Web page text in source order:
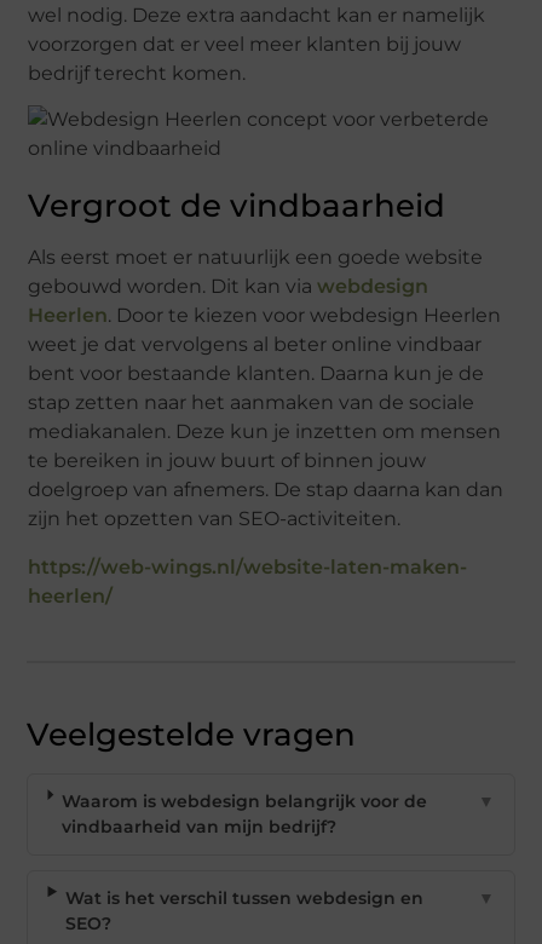
wel nodig. Deze extra aandacht kan er namelijk
voorzorgen dat er veel meer klanten bij jouw
bedrijf terecht komen.
Vergroot de vindbaarheid
Als eerst moet er natuurlijk een goede website
gebouwd worden. Dit kan viawebdesign
Heerlen. Door te kiezen voor webdesign Heerlen
weet je dat vervolgens al beter online vindbaar
bent voor bestaande klanten. Daarna kun je de
stap zetten naar het aanmaken van de sociale
mediakanalen. Deze kun je inzetten om mensen
te bereiken in jouw buurt of binnen jouw
doelgroep van afnemers. De stap daarna kan dan
zijn het opzetten van SEO-activiteiten.
https://web-wings.nl/website-laten-maken-
heerlen/
Veelgestelde vragen
Waarom is webdesign belangrijk voor de
vindbaarheid van mijn bedrijf?
▼
Wat is het verschil tussen webdesign en
SEO?
▼